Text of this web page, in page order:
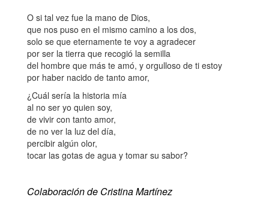
O si tal vez fue la mano de Dios,
que nos puso en el mismo camino a los dos,
solo se que eternamente te voy a agradecer
por ser la tierra que recogió la semilla
del hombre que más te amó, y orgulloso de ti estoy
por haber nacido de tanto amor,
¿Cuál sería la historia mía
al no ser yo quien soy,
de vivir con tanto amor,
de no ver la luz del día,
percibir algún olor,
tocar las gotas de agua y tomar su sabor?
Colaboración de Cristina Martínez